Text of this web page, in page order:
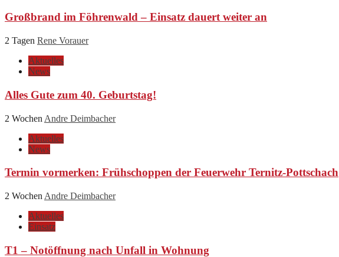
Großbrand im Föhrenwald – Einsatz dauert weiter an
2 Tagen Rene Vorauer
Aktuelles
News
Alles Gute zum 40. Geburtstag!
2 Wochen Andre Deimbacher
Aktuelles
News
Termin vormerken: Frühschoppen der Feuerwehr Ternitz-Pottschach
2 Wochen Andre Deimbacher
Aktuelles
Einsatz
T1 – Notöffnung nach Unfall in Wohnung